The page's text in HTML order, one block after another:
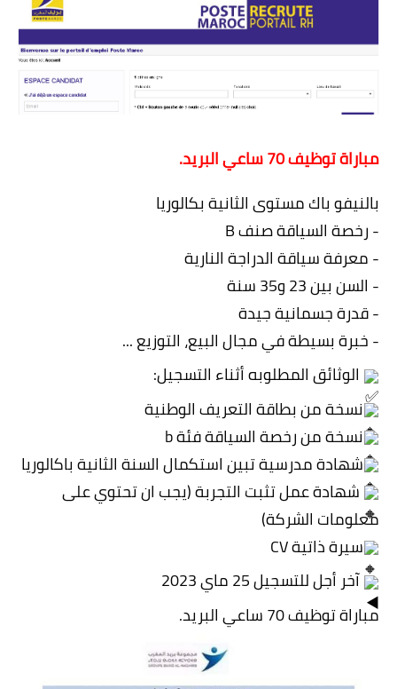
مباراة توظيف 70 ساعي البريد.
بالنيفو باك مستوى الثانية بكالوريا
- رخصة السياقة صنف B
- معرفة سياقة الدراجة النارية
- السن بين 23 و35 سنة
- قدرة جسمانية جيدة
- خبرة بسيطة في مجال البيع، التوزيع ...
الوثائق المطلوبه أثناء التسجيل:
نسخة من بطاقة التعريف الوطنية
نسخة من رخصة السياقة فئة b
شهادة مدرسية تبين استكمال السنة الثانية باكالوريا
معلومات الشركة)
سيرة ذاتية CV
آخر أجل للتسجيل 25 ماي 2023
مباراة توظيف 70 ساعي البريد.